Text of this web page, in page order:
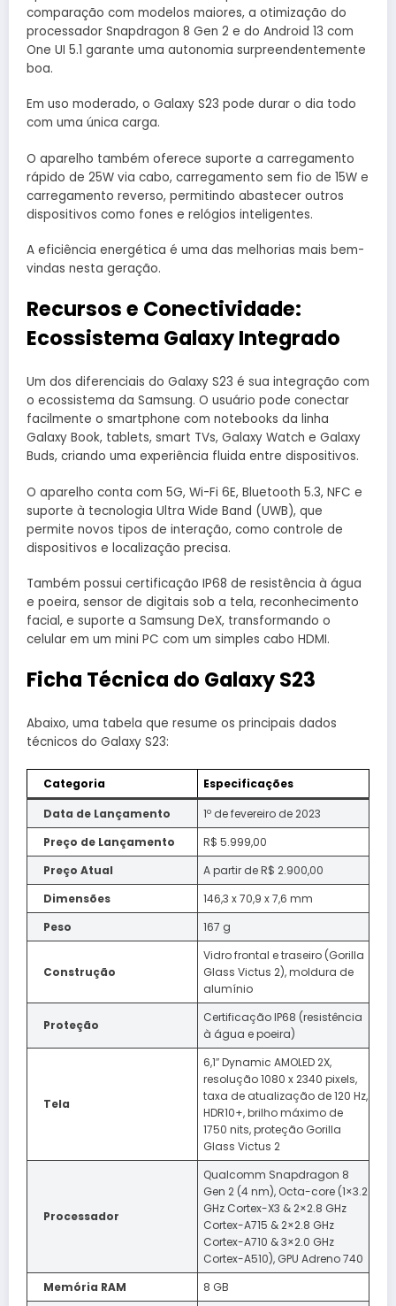
comparação com modelos maiores, a otimização do
processador Snapdragon 8 Gen 2 e do Android 13 com
One UI 5.1 garante uma autonomia surpreendentemente
boa.
Em uso moderado, o Galaxy S23 pode durar o dia todo
com uma única carga.
O aparelho também oferece suporte a carregamento
rápido de 25W via cabo, carregamento sem fio de 15W e
carregamento reverso, permitindo abastecer outros
dispositivos como fones e relógios inteligentes.
A eficiência energética é uma das melhorias mais bem-
vindas nesta geração.
Recursos e Conectividade:
Ecossistema Galaxy Integrado
Um dos diferenciais do Galaxy S23 é sua integração com
o ecossistema da Samsung. O usuário pode conectar
facilmente o smartphone com notebooks da linha
Galaxy Book, tablets, smart TVs, Galaxy Watch e Galaxy
Buds, criando uma experiência fluida entre dispositivos.
O aparelho conta com 5G, Wi-Fi 6E, Bluetooth 5.3, NFC e
suporte à tecnologia Ultra Wide Band (UWB), que
permite novos tipos de interação, como controle de
dispositivos e localização precisa.
Também possui certificação IP68 de resistência à água
e poeira, sensor de digitais sob a tela, reconhecimento
facial, e suporte a Samsung DeX, transformando o
celular em um mini PC com um simples cabo HDMI.
Ficha Técnica do Galaxy S23
Abaixo, uma tabela que resume os principais dados
técnicos do Galaxy S23:
Categoria
Especificações
Data de Lançamento
1º de fevereiro de 2023
Preço de Lançamento
R$ 5.999,00
Preço Atual
A partir de R$ 2.900,00
Dimensões
146,3 x 70,9 x 7,6 mm
Peso
167 g
Construção
Vidro frontal e traseiro (Gorilla
Glass Victus 2), moldura de
alumínio
Proteção
Certificação IP68 (resistência
à água e poeira)
Tela
6,1″ Dynamic AMOLED 2X,
resolução 1080 x 2340 pixels,
taxa de atualização de 120 Hz,
HDR10+, brilho máximo de
1750 nits, proteção Gorilla
Glass Victus 2
Processador
Qualcomm Snapdragon 8
Gen 2 (4 nm), Octa-core (1×3.2
GHz Cortex-X3 & 2×2.8 GHz
Cortex-A715 & 2×2.8 GHz
Cortex-A710 & 3×2.0 GHz
Cortex-A510), GPU Adreno 740
Memória RAM
8 GB